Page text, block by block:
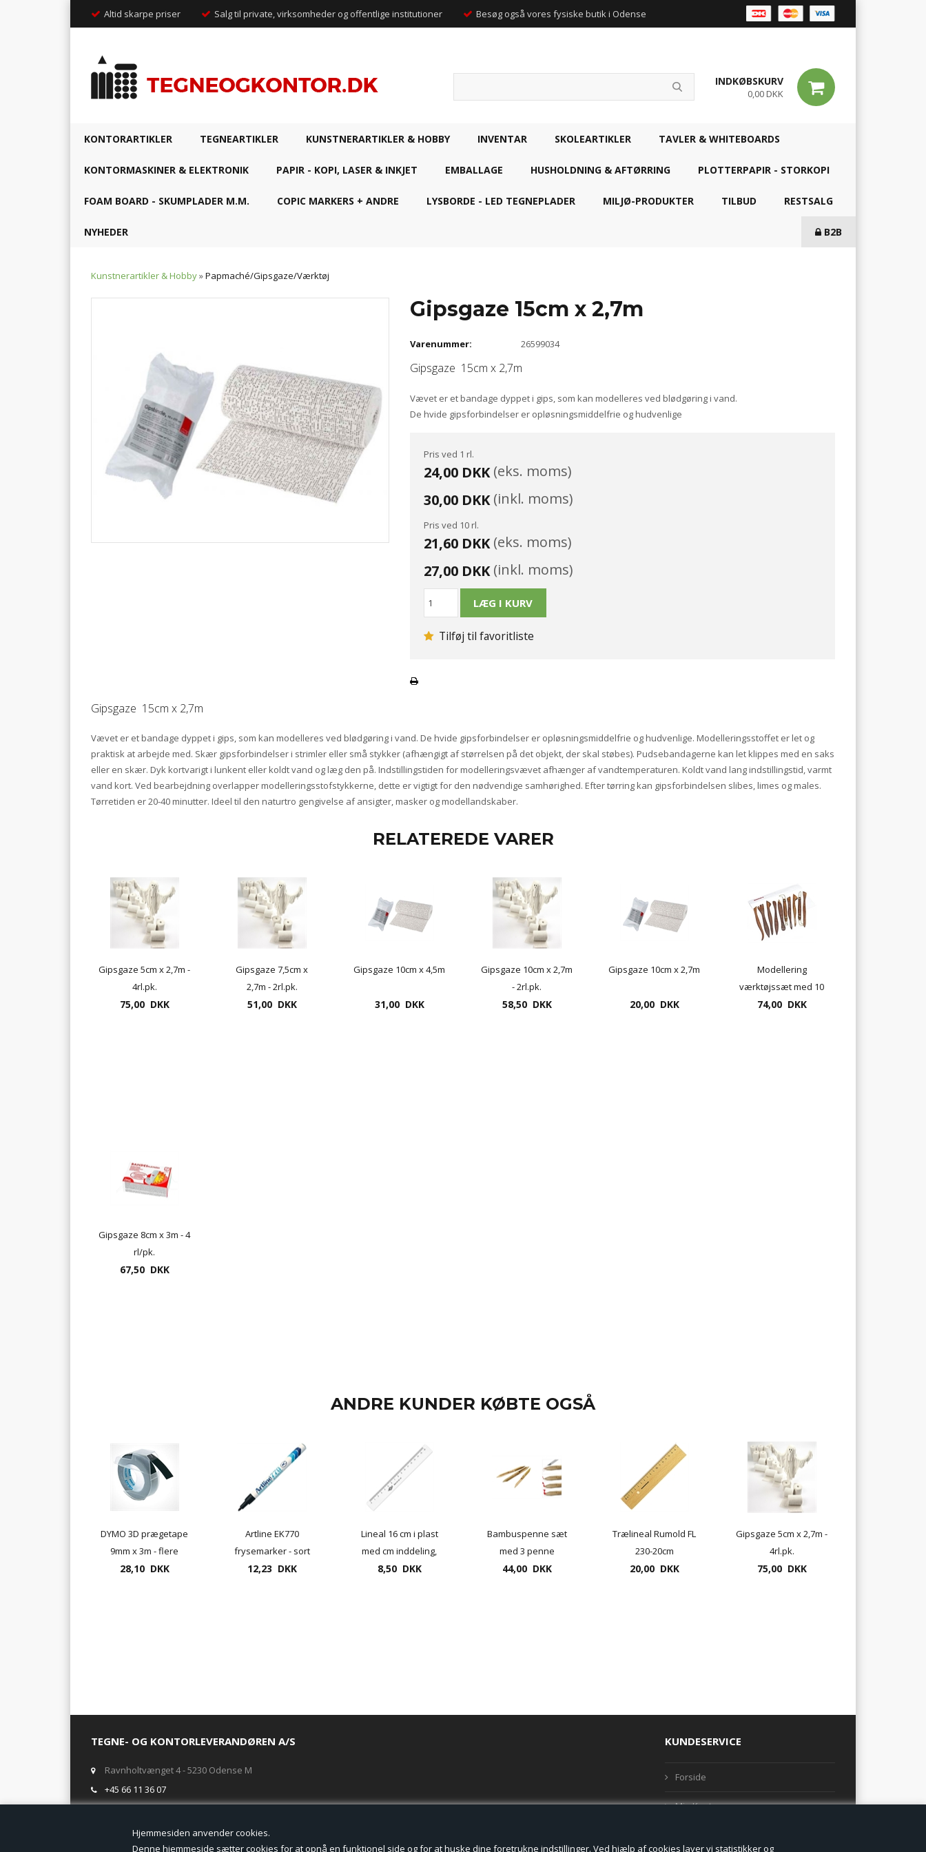
Hjemmesiden anvender cookies.
Denne hjemmeside sætter cookies for at opnå en funktionel side og for at huske dine foretrukne indstillinger. Ved hjælp af cookies laver vi statistikker og
Altid skarpe priser Salg til private, virksomheder og offentlige institutioner Besøg også vores fysiske butik i Odense
INDKØBSKURV
0,00 DKK
KONTORARTIKLER TEGNEARTIKLER KUNSTNERARTIKLER & HOBBY INVENTAR SKOLEARTIKLER TAVLER & WHITEBOARDS
KONTORMASKINER & ELEKTRONIK PAPIR - KOPI, LASER & INKJET EMBALLAGE HUSHOLDNING & AFTØRRING PLOTTERPAPIR - STORKOPI
FOAM BOARD - SKUMPLADER M.M. COPIC MARKERS + ANDRE LYSBORDE - LED TEGNEPLADER MILJØ-PRODUKTER TILBUD RESTSALG
NYHEDER B2B
Kunstnerartikler & Hobby»Papmaché/Gipsgaze/Værktøj
Gipsgaze 15cm x 2,7m
Varenummer: 26599034
Gipsgaze 15cm x 2,7m
Vævet er et bandage dyppet i gips, som kan modelleres ved blødgøring i vand.
De hvide gipsforbindelser er opløsningsmiddelfrie og hudvenlige
Pris ved 1 rl.
24,00 DKK(eks. moms)
30,00 DKK(inkl. moms)
Pris ved 10 rl.
21,60 DKK(eks. moms)
27,00 DKK(inkl. moms)
Tilføj til favoritliste
Gipsgaze 15cm x 2,7m
Vævet er et bandage dyppet i gips, som kan modelleres ved blødgøring i vand. De hvide gipsforbindelser er opløsningsmiddelfrie og hudvenlige. Modelleringsstoffet er let og
praktisk at arbejde med. Skær gipsforbindelser i strimler eller små stykker (afhængigt af størrelsen på det objekt, der skal støbes). Pudsebandagerne kan let klippes med en saks
eller en skær. Dyk kortvarigt i lunkent eller koldt vand og læg den på. Indstillingstiden for modelleringsvævet afhænger af vandtemperaturen. Koldt vand lang indstillingstid, varmt
vand kort. Ved bearbejdning overlapper modelleringsstofstykkerne, dette er vigtigt for den nødvendige samhørighed. Efter tørring kan gipsforbindelsen slibes, limes og males.
Tørretiden er 20-40 minutter. Ideel til den naturtro gengivelse af ansigter, masker og modellandskaber.
RELATEREDE VARER
Gipsgaze 5cm x 2,7m -
4rl.pk.
75,00 DKK
Gipsgaze 7,5cm x
2,7m - 2rl.pk.
51,00 DKK
Gipsgaze 10cm x 4,5m
31,00 DKK
Gipsgaze 10cm x 2,7m
- 2rl.pk.
58,50 DKK
Gipsgaze 10cm x 2,7m
20,00 DKK
Modellering
værktøjssæt med 10
dele UDSOLGT
74,00 DKK
Gipsgaze 8cm x 3m - 4
rl/pk.
67,50 DKK
ANDRE KUNDER KØBTE OGSÅ
DYMO 3D prægetape
9mm x 3m - flere
farver
28,10 DKK
Artline EK770
frysemarker - sort
12,23 DKK
Lineal 16 cm i plast
med cm inddeling,
Wedo
8,50 DKK
Bambuspenne sæt
med 3 penne
44,00 DKK
Trælineal Rumold FL
230-20cm
20,00 DKK
Gipsgaze 5cm x 2,7m -
4rl.pk.
75,00 DKK
TEGNE- OG KONTORLEVERANDØREN A/S
Ravnholtvænget 4 - 5230 Odense M
+45 66 11 36 07
ÅBNINGSTIDER I BUTIKKEN
KUNDESERVICE
Forside
Min Konto